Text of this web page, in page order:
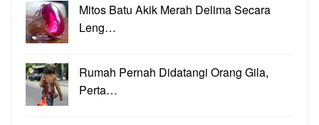
Mitos Batu Akik Merah Delima Secara
Leng…
Rumah Pernah Didatangi Orang Gila,
Perta…